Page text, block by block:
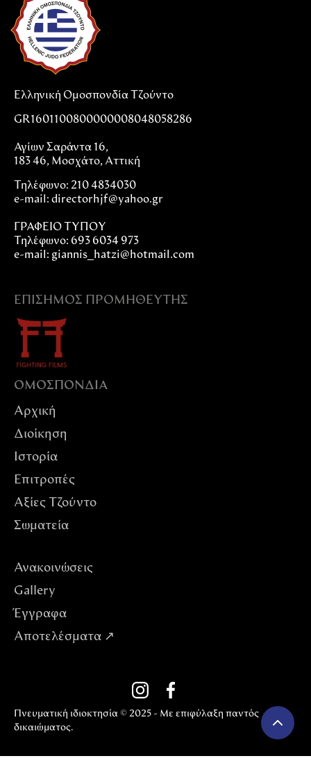
Ελληνική Ομοσπονδία Τζούντο
GR1601100800000008048058286
Αγίων Σαράντα 16,
183 46, Μοσχάτο, Αττική
Τηλέφωνο: 210 4834030
e-mail: directorhjf@yahoo.gr
ΓΡΑΦΕΙΟ ΤΥΠΟΥ
Τηλέφωνο: 693 6034 973
e-mail: giannis_hatzi@hotmail.com
ΕΠΊΣΗΜΟΣ ΠΡΟΜΗΘΕΥΤΉΣ
ΟΜΟΣΠΟΝΔIΑ
Αρχική
Διοίκηση
Ιστορία
Επιτροπές
Αξίες Tζούντο
Σωματεία
Ανακοινώσεις
Gallery
Έγγραφα
Αποτελέσματα ↗
Πνευματική ιδιοκτησία © 2025 - Με επιφύλαξη παντός
δικαιώματος.